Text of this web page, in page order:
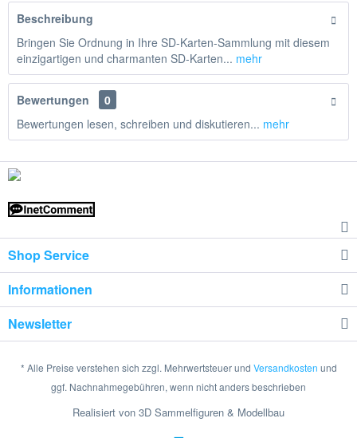
Beschreibung
Bringen Sie Ordnung in Ihre SD-Karten-Sammlung mit diesem
einzigartigen und charmanten SD-Karten... mehr
Bewertungen
0
Bewertungen lesen, schreiben und diskutieren... mehr
Shop Service
Informationen
Newsletter
* Alle Preise verstehen sich zzgl. Mehrwertsteuer und Versandkosten und
ggf. Nachnahmegebühren, wenn nicht anders beschrieben
Realisiert von 3D Sammelfiguren & Modellbau